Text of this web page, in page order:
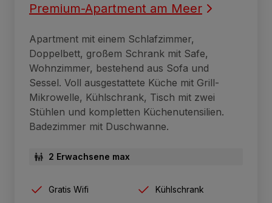
Premium-Apartment am Meer
Apartment mit einem Schlafzimmer,
Doppelbett, großem Schrank mit Safe,
Wohnzimmer, bestehend aus Sofa und
Sessel. Voll ausgestattete Küche mit Grill-
Mikrowelle, Kühlschrank, Tisch mit zwei
Stühlen und kompletten Küchenutensilien.
Badezimmer mit Duschwanne.
2 Erwachsene max
Gratis Wifi
Kühlschrank